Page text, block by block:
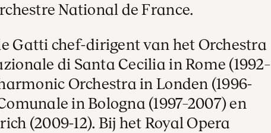
National de France.
Gatti chef-dirigent van het Orchestra
di Santa Cecilia in Rome (1992–
Orchestra in Londen (1996-
in Bologna (1997–2007) en
(2009-12). Bij het Royal Opera